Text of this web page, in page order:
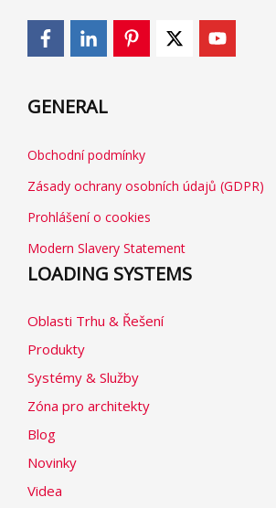
GENERAL
Obchodní podmínky
Zásady ochrany osobních údajů (GDPR)
Prohlášení o cookies
Modern Slavery Statement
LOADING SYSTEMS
Oblasti Trhu & Řešení
Produkty
Systémy & Služby
Zóna pro architekty
Blog
Novinky
Videa